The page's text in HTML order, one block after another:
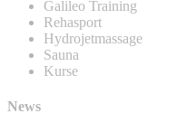
Galileo Training
Rehasport
Hydrojetmassage
Sauna
Kurse
News